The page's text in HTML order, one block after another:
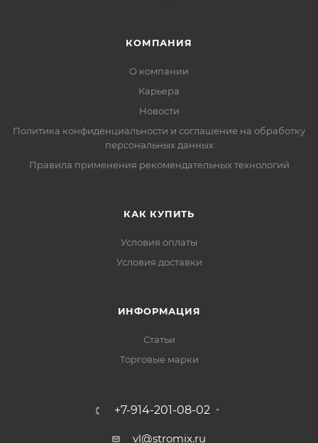
КОМПАНИЯ
О компании
Карьера
Новости
Политика конфиденциальности и соглашение на обработку
персональных данных
Правила применения рекомендательных технологий
КАК КУПИТЬ
Условия оплаты
Условия доставки
ИНФОРМАЦИЯ
Статьи
Торговые марки
+7-914-201-08-02
vl@stromix.ru